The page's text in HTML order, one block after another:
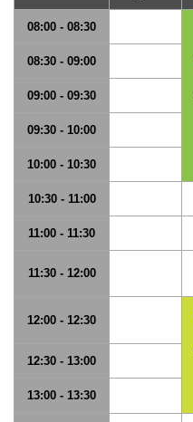
08:00 - 08:30
08:30 - 09:00
09:00 - 09:30
09:30 - 10:00
10:00 - 10:30
10:30 - 11:00
11:00 - 11:30
11:30 - 12:00
12:00 - 12:30
12:30 - 13:00
13:00 - 13:30